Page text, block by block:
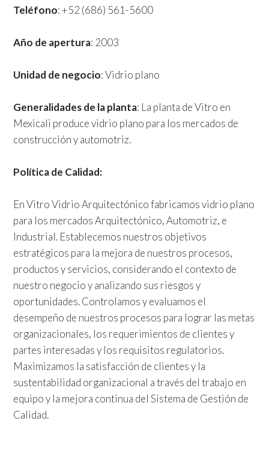
Teléfono: +52 (686) 561-5600
Año de apertura: 2003
Unidad de negocio: Vidrio plano
Generalidades de la planta: La planta de Vitro en
Mexicali produce vidrio plano para los mercados de
construcción y automotriz.
Política de Calidad:
En Vitro Vidrio Arquitectónico fabricamos vidrio plano
para los mercados Arquitectónico, Automotriz, e
Industrial. Establecemos nuestros objetivos
estratégicos para la mejora de nuestros procesos,
productos y servicios, considerando el contexto de
nuestro negocio y analizando sus riesgos y
oportunidades. Controlamos y evaluamos el
desempeño de nuestros procesos para lograr las metas
organizacionales, los requerimientos de clientes y
partes interesadas y los requisitos regulatorios.
Maximizamos la satisfacción de clientes y la
sustentabilidad organizacional a través del trabajo en
equipo y la mejora continua del Sistema de Gestión de
Calidad.